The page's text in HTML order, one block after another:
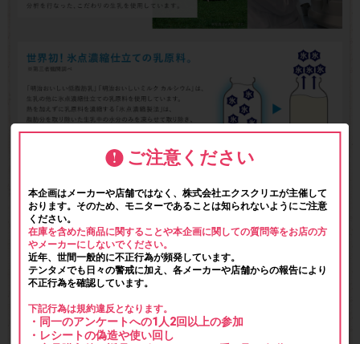
ご注意ください
本企画はメーカーや店舗ではなく、株式会社エクスクリエが主催して
おります。そのため、モニターであることは知られないようにご注意
ください。
在庫を含めた商品に関することや本企画に関しての質問等をお店の方
やメーカーにしないでください。
近年、世間一般的に不正行為が頻発しています。
テンタメでも日々の警戒に加え、各メーカーや店舗からの報告により
不正行為を確認しています。
下記行為は規約違反となります。
・同一のアンケートへの1人2回以上の参加
・レシートの偽造や使い回し